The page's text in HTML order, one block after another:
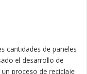
cantidades de paneles
el desarrollo de
proceso de reciclaje